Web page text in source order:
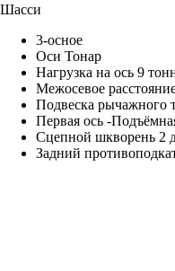
Шасси
3-осное
Оси Тонар
Нагрузка на ось 9
Межосевое
Подвеска рычажного
Первая ось -
Сцепной шкворень 2
Задний